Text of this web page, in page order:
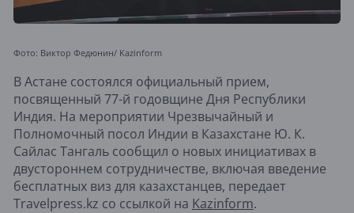
Фото: Виктор Федюнин/ Kazinform
В Астане состоялся официальный прием,
посвященный 77-й годовщине Дня Республики
Индия. На мероприятии Чрезвычайный и
Полномочный посол Индии в Казахстане Ю. К.
Сайлас Тангаль сообщил о новых инициативах в
двустороннем сотрудничестве, включая введение
бесплатных виз для казахстанцев, передает
Travelpress.kz со ссылкой на Kazinform.